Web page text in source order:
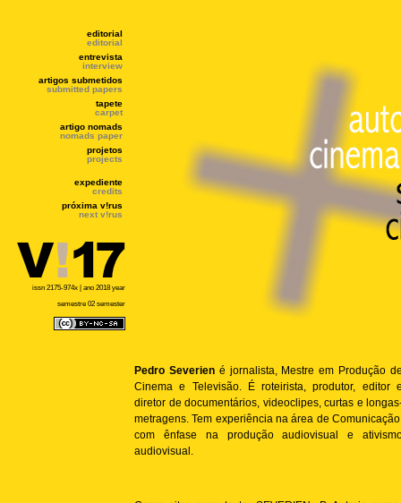
editorial
editorial
entrevista
interview
artigos submetidos
submitted papers
tapete
carpet
artigo nomads
nomads paper
projetos
projects
expediente
credits
próxima v!rus
next v!rus
issn 2175-974x | ano 2018 year
semestre 02 semester
Pedro Severien é jornalista, Mestre em Produção
Cinema e Televisão. É roteirista, produtor, editor
diretor de documentários, videoclipes, curtas e
metragens. Tem experiência na área de
com ênfase na produção audiovisual e
audiovisual.